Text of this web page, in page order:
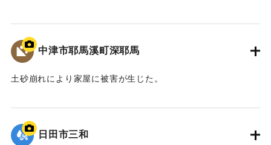
水対策については地域合意が前提」として、治水や文化財等
の学識者を交えた「山国川治水対策検討委員会」を設置し、
平成27年1月から平成28年3月にわたり、架替を含む複数の治
最終的に、「馬溪橋を存置して、河道掘削と川幅拡幅、堤
防整備を行う」治水対策案を、模型実験により地元住民と確
認し合意を経て、整備方針として決定した。
青の禅海橋のたもとに設置してある。
｜固有コード: 09922065
中津市耶馬溪町深耶馬
土砂崩れにより家屋に被害が生じた。
｜固有コード:09922064
日田市三和